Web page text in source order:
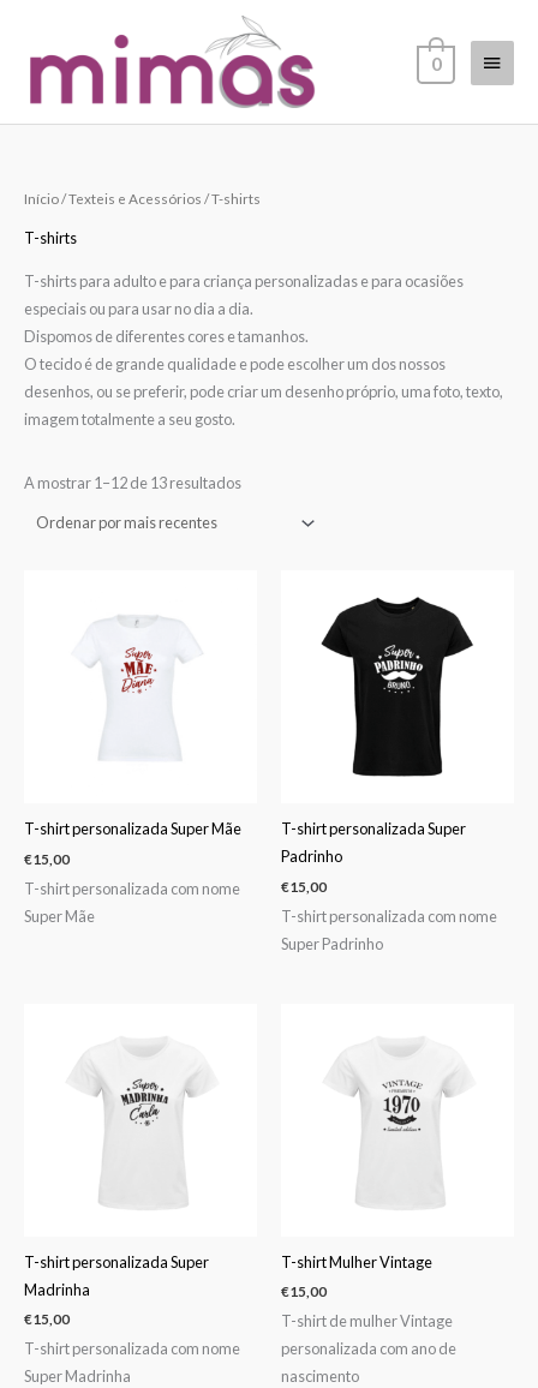
content
Menu
0
Início/Texteis e Acessórios / T-shirts
T-shirts
T-shirts para adulto e para criança personalizadas e para ocasiões
especiais ou para usar no dia a dia.
Dispomos de diferentes cores e tamanhos.
O tecido é de grande qualidade e pode escolher um dos nossos
desenhos, ou se preferir, pode criar um desenho próprio, uma foto, texto,
imagem totalmente a seu gosto.
A mostrar 1–12 de 13 resultados
Ordenado
por
T-shirt personalizada Super Mãe
€15,00
T-shirt personalizada com nome
Super Mãe
T-shirt personalizada Super
Padrinho
€15,00
T-shirt personalizada com nome
Super Padrinho
T-shirt personalizada Super
Madrinha
€15,00
T-shirt personalizada com nome
Super Madrinha
T-shirt Mulher Vintage
€15,00
T-shirt de mulher Vintage
personalizada com ano de
nascimento